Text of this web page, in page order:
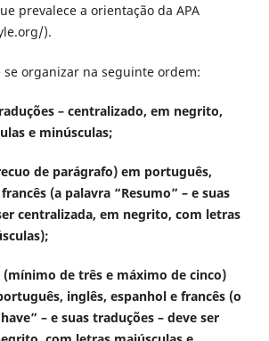
prevalece a orientação da APA
).
organizar na seguinte ordem:
– centralizado, em negrito,
e minúsculas;
de parágrafo) em português,
(a palavra “Resumo” – e suas
centralizada, em negrito, com letras
(mínimo de três e máximo de cinco)
inglês, espanhol e francês (o
– e suas traduções – deve ser